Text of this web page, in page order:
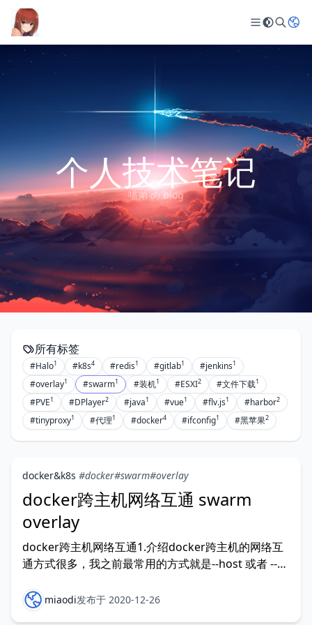
个人技术笔记
喵弟 の blog
所有标签
#Halo1 #k8s4 #redis1 #gitlab1 #jenkins1
#overlay1 #swarm1 #装机1 #ESXI2 #文件下载1
#PVE1 #DPlayer2 #java1 #vue1 #flv.js1 #harbor2
#tinyproxy1 #代理1 #docker4 #ifconfig1 #黑苹果2
docker&k8s #docker#swarm#overlay
docker跨主机网络互通 swarm
overlay
docker跨主机网络互通1.介绍docker跨主机的网络互
通方式很多，我之前最常用的方式就是--host 或者 --
到的端口，直接暴露在宿
miaodi发布于 2020-12-26